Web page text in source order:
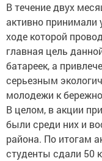
В течение двух
активно принимали
ходе которой
главная цель
батареек, а
серьезным
молодежи к
В целом, в акции
были среди них и
района. По итогам
студенты сдали 50